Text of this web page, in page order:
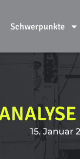
Schwerpunkte
15. Januar